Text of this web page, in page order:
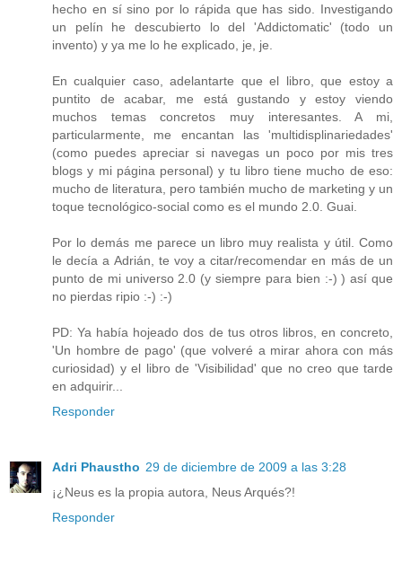
hecho en sí sino por lo rápida que has sido. Investigando
un pelín he descubierto lo del 'Addictomatic' (todo un
invento) y ya me lo he explicado, je, je.
En cualquier caso, adelantarte que el libro, que estoy a
puntito de acabar, me está gustando y estoy viendo
muchos temas concretos muy interesantes. A mi,
particularmente, me encantan las 'multidisplinariedades'
(como puedes apreciar si navegas un poco por mis tres
blogs y mi página personal) y tu libro tiene mucho de eso:
mucho de literatura, pero también mucho de marketing y un
toque tecnológico-social como es el mundo 2.0. Guai.
Por lo demás me parece un libro muy realista y útil. Como
le decía a Adrián, te voy a citar/recomendar en más de un
punto de mi universo 2.0 (y siempre para bien :-) ) así que
no pierdas ripio :-) :-)
PD: Ya había hojeado dos de tus otros libros, en concreto,
'Un hombre de pago' (que volveré a mirar ahora con más
curiosidad) y el libro de 'Visibilidad' que no creo que tarde
en adquirir...
Responder
Adri Phaustho 29 de diciembre de 2009 a las 3:28
¡¿Neus es la propia autora, Neus Arqués?!
Responder